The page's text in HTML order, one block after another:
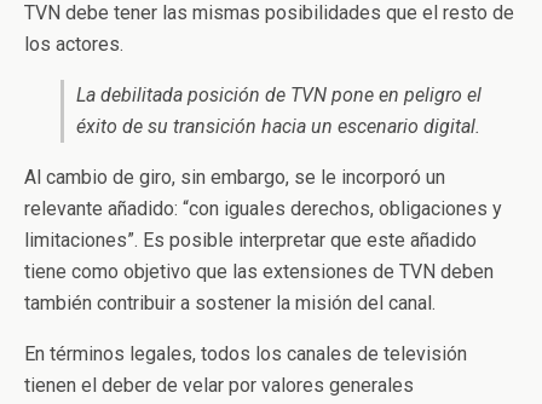
TVN debe tener las mismas posibilidades que el resto de
los actores.
La debilitada posición de TVN pone en peligro el
éxito de su transición hacia un escenario digital.
Al cambio de giro, sin embargo, se le incorporó un
relevante añadido: “con iguales derechos, obligaciones y
limitaciones”. Es posible interpretar que este añadido
tiene como objetivo que las extensiones de TVN deben
también contribuir a sostener la misión del canal.
En términos legales, todos los canales de televisión
tienen el deber de velar por valores generales